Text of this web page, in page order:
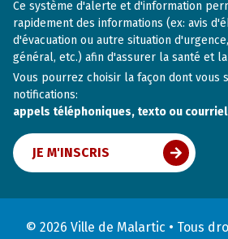
Ce système d'alerte et d'information
rapidement des informations (ex: avis
d'évacuation ou autre situation
général, etc.) afin d'assurer la santé et
Vous pourrez choisir la façon dont vous
notifications:
appels téléphoniques, texto ou
JE M'INSCRIS
© 2026 Ville de Malartic • Tous